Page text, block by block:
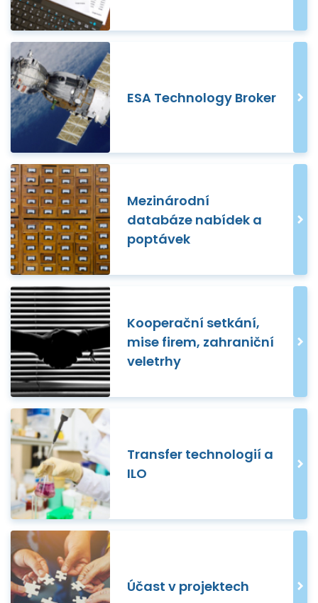
ESA Technology Broker
Mezinárodní
databáze nabídek a
poptávek
Kooperační setkání,
mise firem, zahraniční
veletrhy
Transfer technologií a
ILO
Účast v projektech